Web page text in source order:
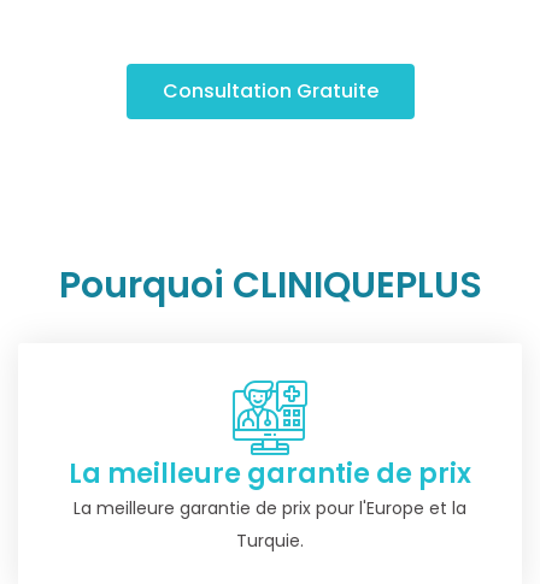
Consultation Gratuite
Pourquoi CLINIQUEPLUS
La meilleure garantie de prix
La meilleure garantie de prix pour l'Europe et la
Turquie.